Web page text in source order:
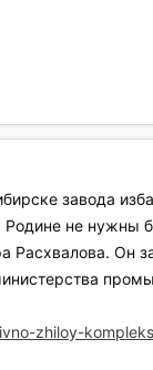
завода
не
Он
zhiloy-